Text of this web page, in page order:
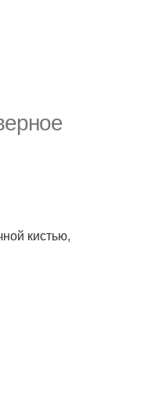
кистью,